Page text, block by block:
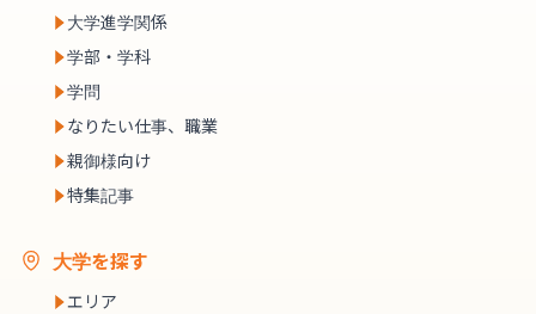
大学進学関係
学部・学科
学問
なりたい仕事、職業
親御様向け
特集記事
大学を探す
エリア